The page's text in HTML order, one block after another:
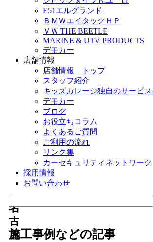
E51エルグランド
ＢＭＷエイタックＨＰ
ＶＷ THE BEETLE
MARINE & UTV PRODUCTS
デモカー
店舗情報
店舗情報 トップ
スタッフ紹介
キッズガレージ独自のサービ
デモカー
ブログ
お役立ちコラム
よくあるご質問
ご利用の流れ
リンク集
カーセキュリティネットワーク
採用情報
お問い合わせ
名
古
屋
施工事例などの記事